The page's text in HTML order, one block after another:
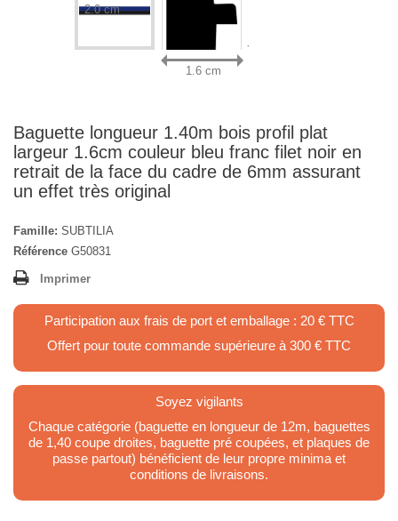
1.6 cm
2.0 cm
Baguette longueur 1.40m bois profil plat
largeur 1.6cm couleur bleu franc filet noir en
retrait de la face du cadre de 6mm assurant
un effet très original
Famille: SUBTILIA
Référence G50831
Imprimer
Participation aux frais de port et emballage : 20 € TTC
Offert pour toute commande supérieure à 300 € TTC
Soyez vigilants
Chaque catégorie (baguette en longueur de 12m, baguettes
de 1,40 coupe droites, baguette pré coupées, et plaques de
passe partout) bénéficient de leur propre minima et
conditions de livraisons.